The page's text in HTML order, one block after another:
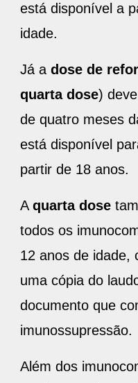
está disponível a
idade.
Já a dose de
quarta dose)
de quatro meses
está disponível
partir de 18 anos.
A quarta dose
todos os
12 anos de idade,
uma cópia do
documento que
imunossupressão.
Além dos